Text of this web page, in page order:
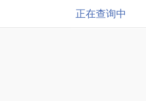
正在查询中